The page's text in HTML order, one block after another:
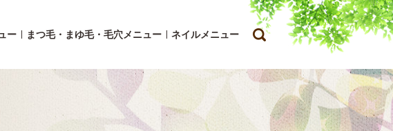
ー まつ毛・まゆ毛・毛穴メニュー ネイルメニュー search